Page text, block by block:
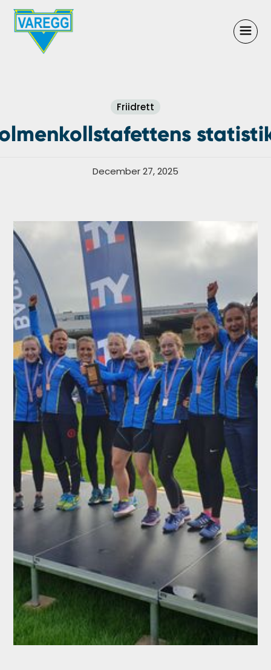
Friidrett
December 27, 2025